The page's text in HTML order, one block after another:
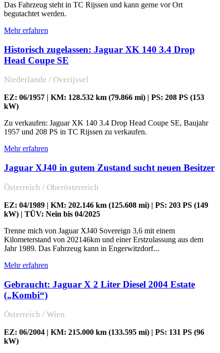
Das Fahrzeug steht in TC Rijssen und kann gerne vor Ort
begutachtet werden.
Mehr erfahren
Historisch zugelassen: Jaguar XK 140 3.4 Drop
Head Coupe SE
Niederlande / Overijssel
EZ: 06/1957 | KM: 128.532 km (79.866 mi) | PS: 208 PS (153
kW)
Zu verkaufen: Jaguar XK 140 3.4 Drop Head Coupe SE, Baujahr
1957 und 208 PS in TC Rijssen zu verkaufen.
Mehr erfahren
Jaguar XJ40 in gutem Zustand sucht neuen Besitzer
Österreich / Oberösterreich
EZ: 04/1989 | KM: 202.146 km (125.608 mi) | PS: 203 PS (149
kW) | TÜV: Nein bis 04/2025
Trenne mich von Jaguar XJ40 Sovereign 3,6 mit einem
Kilometerstand von 202146km und einer Erstzulassung aus dem
Jahr 1989. Das Fahrzeug kann in Engerwitzdorf...
Mehr erfahren
Gebraucht: Jaguar X 2 Liter Diesel 2004 Estate
(„Kombi“)
Österreich / Wien
EZ: 06/2004 | KM: 215.000 km (133.595 mi) | PS: 131 PS (96
kW)